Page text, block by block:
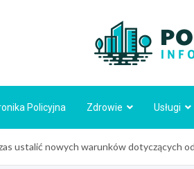
Policyjna Zdrowie Usługi
ustalić nowych warunków dotyczących